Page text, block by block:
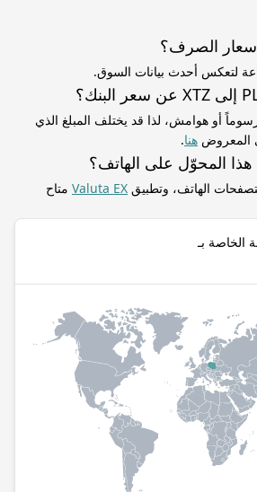
الصرف؟
لتعكس أحدث بيانات السوق.
أو هوامش، لذا قد يختلف المبلغ الذي
المعروض هنا.
المحوّل على الهاتف؟
الهاتف، وتطبيق Valuta EX متاح
الخاصة بـ